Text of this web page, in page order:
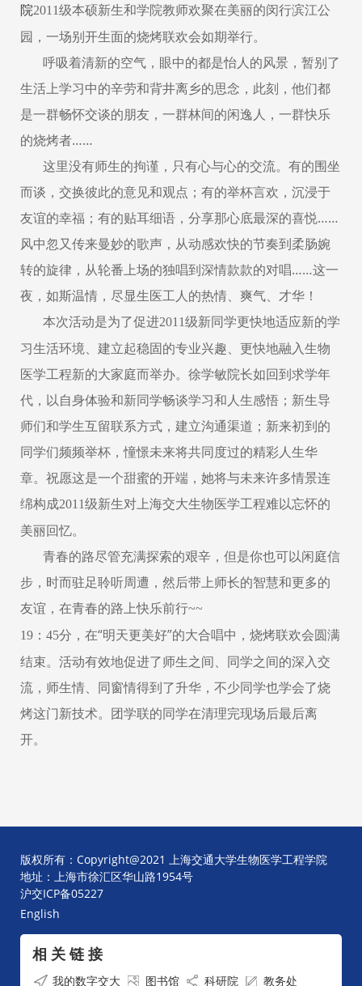
院2011级本硕新生和学院教师欢聚在美丽的闵行滨江公
园，一场别开生面的烧烤联欢会如期举行。
呼吸着清新的空气，眼中的都是怡人的风景，暂别了
生活上学习中的辛劳和背井离乡的思念，此刻，他们都
是一群畅怀交谈的朋友，一群林间的闲逸人，一群快乐
的烧烤者……
这里没有师生的拘谨，只有心与心的交流。有的围坐
而谈，交换彼此的意见和观点；有的举杯言欢，沉浸于
友谊的幸福；有的贴耳细语，分享那心底最深的喜悦……
风中忽又传来曼妙的歌声，从动感欢快的节奏到柔肠婉
转的旋律，从轮番上场的独唱到深情款款的对唱……这一
夜，如斯温情，尽显生医工人的热情、爽气、才华！
本次活动是为了促进2011级新同学更快地适应新的学
习生活环境、建立起稳固的专业兴趣、更快地融入生物
医学工程新的大家庭而举办。徐学敏院长如回到求学年
代，以自身体验和新同学畅谈学习和人生感悟；新生导
师们和学生互留联系方式，建立沟通渠道；新来初到的
同学们频频举杯，憧憬未来将共同度过的精彩人生华
章。祝愿这是一个甜蜜的开端，她将与未来许多情景连
绵构成2011级新生对上海交大生物医学工程难以忘怀的
美丽回忆。
青春的路尽管充满探索的艰辛，但是你也可以闲庭信
步，时而驻足聆听周遭，然后带上师长的智慧和更多的
友谊，在青春的路上快乐前行~~
19 ： 45分，在“明天更美好”的大合唱中，烧烤联欢会圆满
结束。活动有效地促进了师生之间、同学之间的深入交
流，师生情、同窗情得到了升华，不少同学也学会了烧
烤这门新技术。团学联的同学在清理完现场后最后离
开。
版权所有：Copyright@2021 上海交通大学生物医学工程学院
地址：上海市徐汇区华山路1954号
沪交ICP备05227
English
相 关 链 接
我的数字交大 图书馆 科研院 教务处